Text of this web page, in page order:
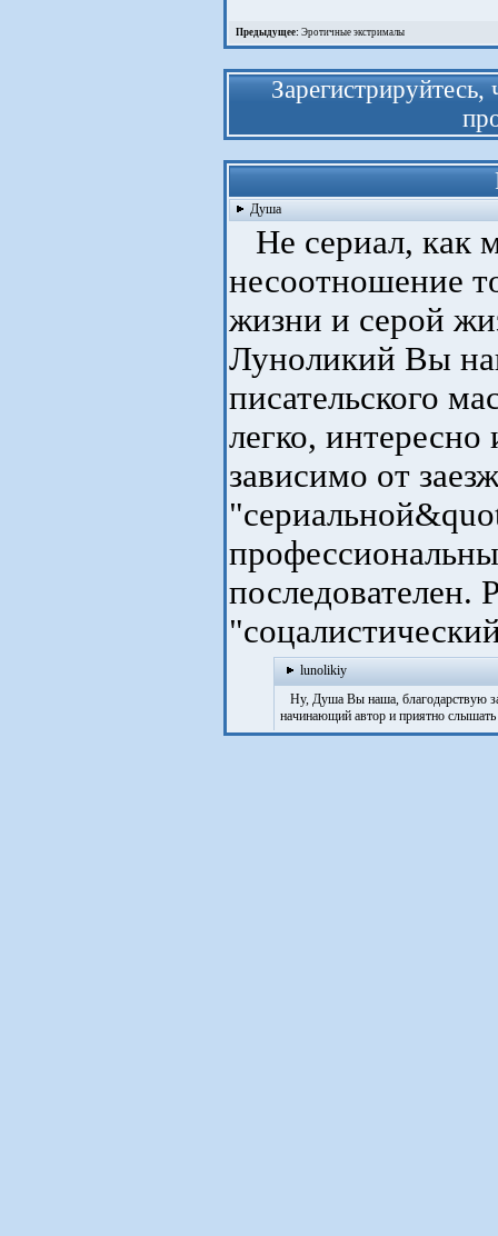
Предыдущее: Эротичные экстрималы
Душа
Не сериал, как
несоотношение
жизни и серой
Луноликий Вы
писательского
легко,
зависимо от
последователен.
lunolikiy
Ну, Душа Вы наша, благодарствую
начинающий автор и приятно слышать